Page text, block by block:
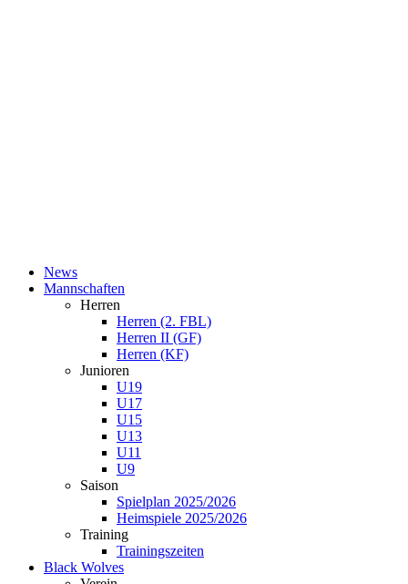
News
Mannschaften
Herren
Herren (2. FBL)
Herren II (GF)
Herren (KF)
Junioren
U19
U17
U15
U13
U11
U9
Saison
Spielplan 2025/2026
Heimspiele 2025/2026
Training
Trainingszeiten
Black Wolves